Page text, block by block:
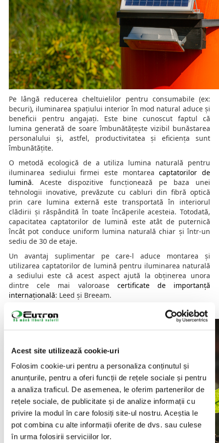
Acest site utilizează cookie-uri
Folosim cookie-uri pentru a personaliza conținutul și
anunțurile, pentru a oferi funcții de rețele sociale și pentru
a analiza traficul. De asemenea, le oferim partenerilor de
rețele sociale, de publicitate și de analize informații cu
privire la modul în care folosiți site-ul nostru. Aceștia le
pot combina cu alte informații oferite de dvs. sau culese
în urma folosirii serviciilor lor.
Pe lângă reducerea cheltuielilor pentru consumabile (ex:
becuri), iluminarea spațiului interior în mod natural aduce și
beneficii pentru angajați. Este bine cunoscut faptul că
lumina generată de soare îmbunătățește vizibil bunăstarea
personalului și, astfel, productivitatea și eficiența sunt
îmbunătățite.
O metodă ecologică de a utiliza lumina naturală pentru
iluminarea sediului firmei este montareacaptatorilor de
lumină. Aceste dispozitive funcționează pe baza unei
tehnologii inovative, prevăzute cu cabluri din fibră optică
prin care lumina externă este transportată în interiorul
clădirii și răspândită în toate încăperile acesteia. Totodată,
capacitatea captatorilor de lumină este atât de puternică
încât pot conduce uniform lumina naturală chiar și într-un
sediu de 30 de etaje.
Un avantaj suplimentar pe care-l aduce montarea și
utilizarea captatorilor de lumină pentru iluminarea naturală
a sediului este că acest aspect ajută la obținerea unora
dintre cele mai valoroase certificate de importanță
internațională: Leed și Breeam.
Prevenirea utilizării energiei fantomă